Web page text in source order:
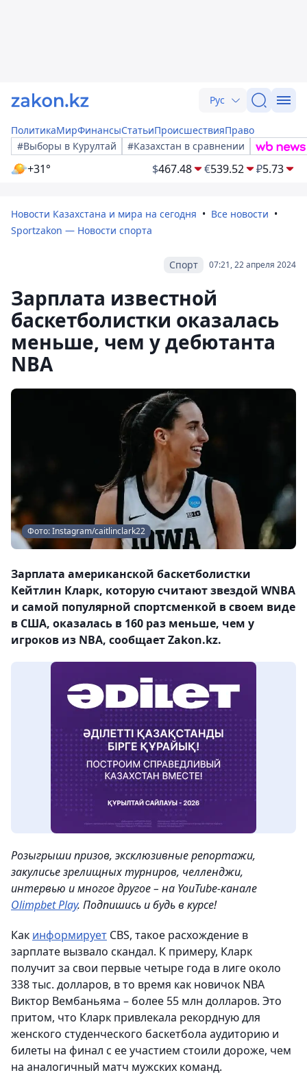
Рус
ПолитикаМирФинансыСтатьиПроисшествияПраво
#Выборы в Курултай
#Казахстан в сравнении
+31° $467.48 €539.52 ₽5.73
Новости Казахстана и мира на сегодня
Все новости
Sportzakon — Новости спорта
07:21, 22 апреля 2024
Спорт
Зарплата известной
баскетболистки оказалась
меньше, чем у дебютанта
NBA
Фото: Instagram/caitlinclark22
Зарплата американской баскетболистки
Кейтлин Кларк, которую считают звездой WNBA
и самой популярной спортсменкой в своем виде
в США, оказалась в 160 раз меньше, чем у
игроков из NBA, сообщает Zakon.kz.
Розыгрыши призов, эксклюзивные репортажи,
закулисье зрелищных турниров, челленджи,
интервью и многое другое – на YouTube-канале
Olimpbet Play. Подпишись и будь в курсе!
Как информирует CBS, такое расхождение в
зарплате вызвало скандал. К примеру, Кларк
получит за свои первые четыре года в лиге около
338 тыс. долларов, в то время как новичок NBA
Виктор Вембаньяма – более 55 млн долларов. Это
притом, что Кларк привлекала рекордную для
женского студенческого баскетбола аудиторию и
билеты на финал с ее участием стоили дороже, чем
на аналогичный матч мужских команд.